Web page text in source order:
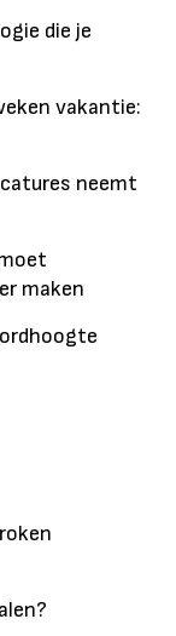
die je
vakantie:
neemt
maken